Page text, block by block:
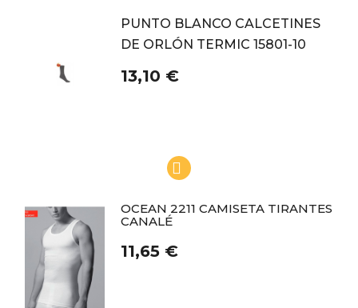
PUNTO BLANCO CALCETINES
DE ORLÓN TERMIC 15801-10
13,10 €
OCEAN 2211 CAMISETA TIRANTES
CANALÉ
11,65 €